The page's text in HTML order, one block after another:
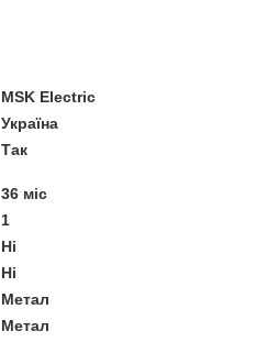
MSK Electric
Україна
Так
36 міс
1
Ні
Ні
Метал
Метал